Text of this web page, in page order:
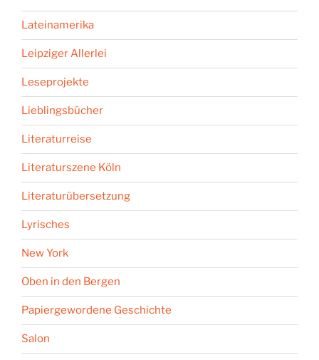
Lateinamerika
Leipziger Allerlei
Leseprojekte
Lieblingsbücher
Literaturreise
Literaturszene Köln
Literaturübersetzung
Lyrisches
New York
Oben in den Bergen
Papiergewordene Geschichte
Salon